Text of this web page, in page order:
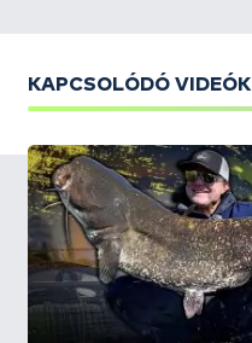
KAPCSOLÓDÓ VIDEÓK